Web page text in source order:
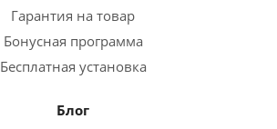
Гарантия на товар
Бонусная программа
Бесплатная установка
Блог